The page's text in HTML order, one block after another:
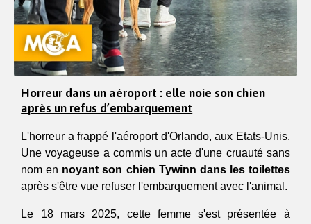
Horreur dans un aéroport : elle noie son chien
après un refus d’embarquement
L'horreur a frappé l'aéroport d'Orlando, aux Etats-Unis.
Une voyageuse a commis un acte d'une cruauté sans
nom en noyant son chien Tywinn dans les toilettes
après s'être vue refuser l'embarquement avec l'animal.
Le 18 mars 2025, cette femme s'est présentée à